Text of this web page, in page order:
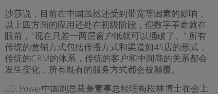
沙莎说，目前在中国虽然还受到带宽等因素的影响，
以上四方面的应用还处在初级阶段，但数字革命就在
眼前，“现在只差一两层窗户纸就可以捅破了。” 所有
传统的营销方式包括传播方式和渠道如4S店的形式，
传统的CRM的体系，传统的客户和中间商的关系都会
发生变化，所有既有的服务方式都会被颠覆。
J.D. Power中国副总裁兼董事总经理梅松林博士在会上